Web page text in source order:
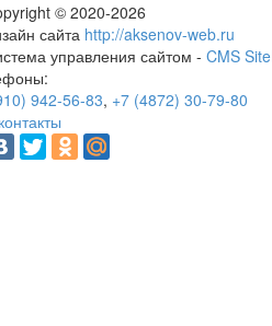
© 2020-2026
сайта http://aksenov-web.ru
управления сайтом - CMS
942-56-83, +7 (4872) 30-79-80